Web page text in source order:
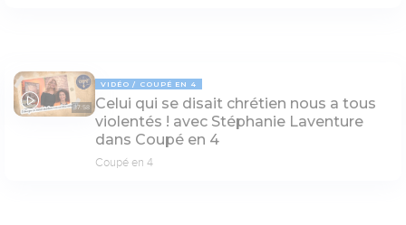
37:58
VIDÉO COUPÉ EN 4
Celui qui se disait chrétien nous a tous
violentés ! avec Stéphanie Laventure
dans Coupé en 4
Coupé en 4